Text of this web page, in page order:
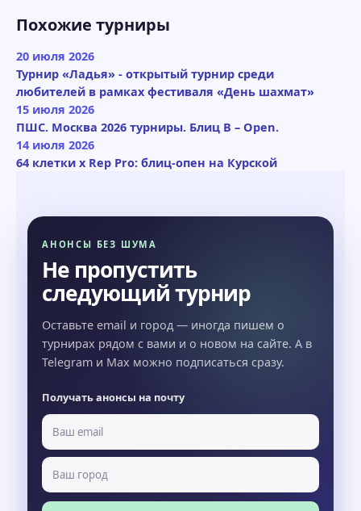
Похожие турниры
20 июля 2026
Турнир «Ладья» - открытый турнир среди
любителей в рамках фестиваля «День шахмат»
15 июля 2026
ПШС. Москва 2026 турниры. Блиц B – Open.
14 июля 2026
64 клетки x Rep Pro: блиц-опен на Курской
АНОНСЫ БЕЗ ШУМА
Не пропустить
следующий турнир
Оставьте email и город — иногда пишем о
турнирах рядом с вами и о новом на сайте. А в
Telegram и Max можно подписаться сразу.
Получать анонсы на почту